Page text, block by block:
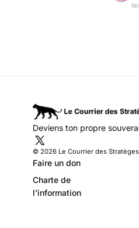
fees
Deviens ton propre
© 2026 Le Courrier des Stratèges
Faire un don
Charte de
l’information